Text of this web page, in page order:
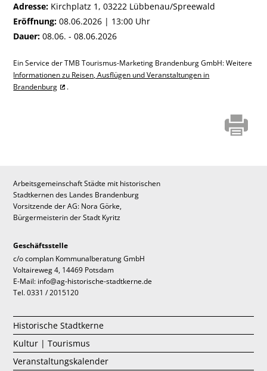
Adresse: Kirchplatz 1, 03222 Lübbenau/Spreewald
Eröffnung: 08.06.2026 | 13:00 Uhr
Dauer: 08.06. - 08.06.2026
Ein Service der TMB Tourismus-Marketing Brandenburg GmbH: Weitere
Informationen zu Reisen, Ausflügen und Veranstaltungen in
Brandenburg
.
Arbeitsgemeinschaft Städte mit historischen
Stadtkernen des Landes Brandenburg
Vorsitzende der AG: Nora Görke,
Bürgermeisterin der Stadt Kyritz
Geschäftsstelle
c/o complan Kommunalberatung GmbH
Voltaireweg 4, 14469 Potsdam
E-Mail: info@ag-historische-stadtkerne.de
Tel. 0331 / 2015120
Historische Stadtkerne
Kultur | Tourismus
Veranstaltungskalender